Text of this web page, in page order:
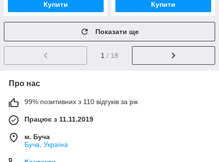
Купити Купити
Показати ще
1 / 18
Про нас
99% позитивних з 110 відгуків за рік
Працює з 11.11.2019
м. Буча
Буча, Україна